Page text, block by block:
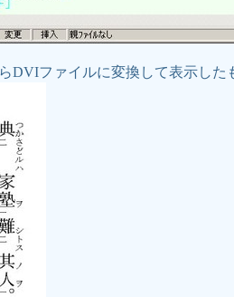
ファイルに変換して表示した